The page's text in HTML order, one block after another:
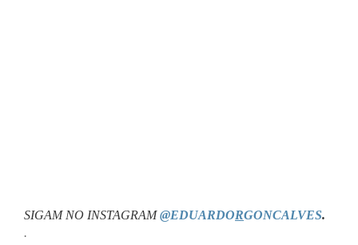
SIGAM NO INSTAGRAM@EDUARDORGONCALVES.
.